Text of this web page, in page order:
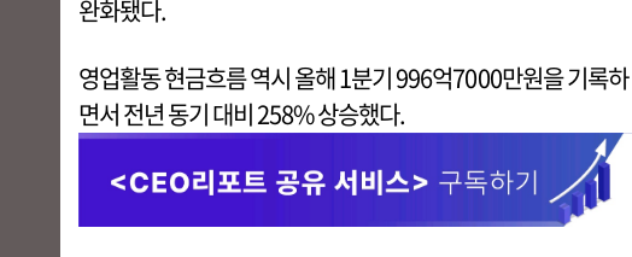
완화됐다.
영업활동 현금흐름 역시 올해 1분기 996억7000만원을 기록하
면서 전년 동기 대비 258% 상승했다.